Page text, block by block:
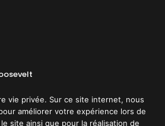
vie privée. Sur ce site internet, nous
améliorer votre expérience lors de
site ainsi que pour la réalisation de